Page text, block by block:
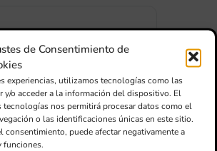
de Consentimiento de
experiencias, utilizamos tecnologías como las
y/o acceder a la información del dispositivo. El
tecnologías nos permitirá procesar datos como el
o las identificaciones únicas en este sitio.
consentimiento, puede afectar negativamente a
funciones.
+ Afegir a Google Calendar
Exportar + iCal / Outlook